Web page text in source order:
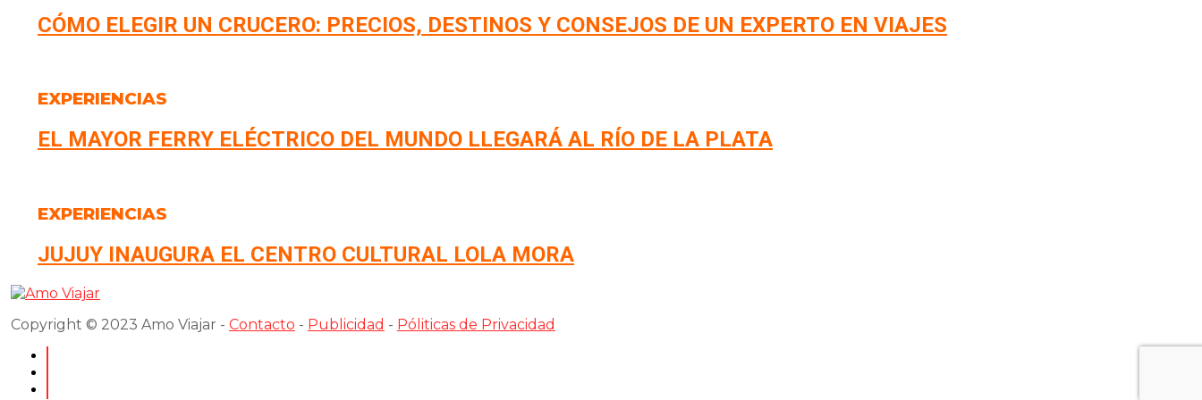
CÓMO ELEGIR UN CRUCERO: PRECIOS, DESTINOS Y CONSEJOS DE UN EXPERTO EN VIAJES
EXPERIENCIAS
EL MAYOR FERRY ELÉCTRICO DEL MUNDO LLEGARÁ AL RÍO DE LA PLATA
EXPERIENCIAS
JUJUY INAUGURA EL CENTRO CULTURAL LOLA MORA
Copyright © 2023 Amo Viajar - Contacto - Publicidad - Póliticas de Privacidad